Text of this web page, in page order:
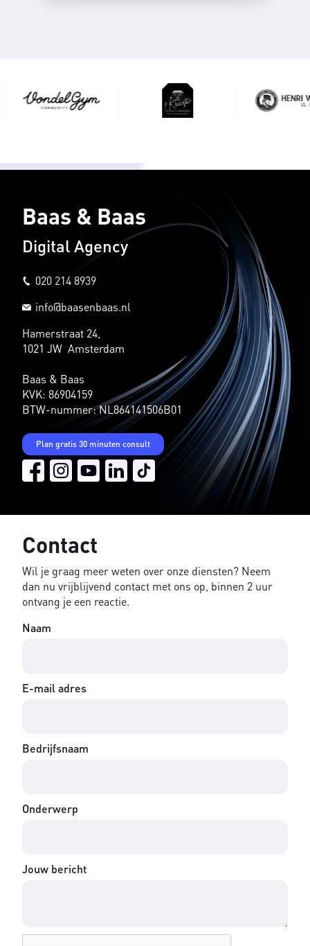
Baas & Baas
Digital Agency
020 214 8939
info@baasenbaas.nl
Hamerstraat 24,
1021 JW Amsterdam
Baas & Baas
KVK: 86904159
BTW-nummer: NL864141506B01
Plan gratis 30 minuten consult
Contact
Wil je graag meer weten over onze diensten? Neem
dan nu vrijblijvend contact met ons op, binnen 2 uur
ontvang je een reactie.
Naam
E-mail adres
Bedrijfsnaam
Onderwerp
Jouw bericht